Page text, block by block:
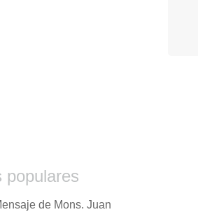
populares
de Mons. Juan